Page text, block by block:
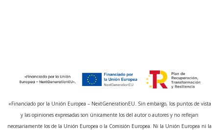
«Financiado por la Unión Europea – NextGenerationEU. Sin embargo, los puntos de vista
y las opiniones expresadas son únicamente los del autor o autores y no reflejan
necesariamente los de la Unión Europea o la Comisión Europea. Ni la Unión Europea ni la